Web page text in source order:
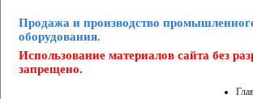
Продажа и производство
оборудования.
Использование материалов сайта без
запрещено.